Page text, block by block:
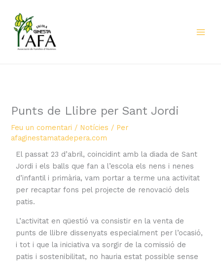
contingut
Punts de Llibre per Sant Jordi
Feu un comentari / Notícies / Per
afaginestamatadepera.com
El passat 23 d’abril, coincidint amb la diada de Sant
Jordi i els balls que fan a l’escola els nens i nenes
d’infantil i primària, vam portar a terme una activitat
per recaptar fons pel projecte de renovació dels
patis.
L’activitat en qüestió va consistir en la venta de
punts de llibre dissenyats especialment per l’ocasió,
i tot i que la iniciativa va sorgir de la comissió de
patis i sostenibilitat, no hauria estat possible sense